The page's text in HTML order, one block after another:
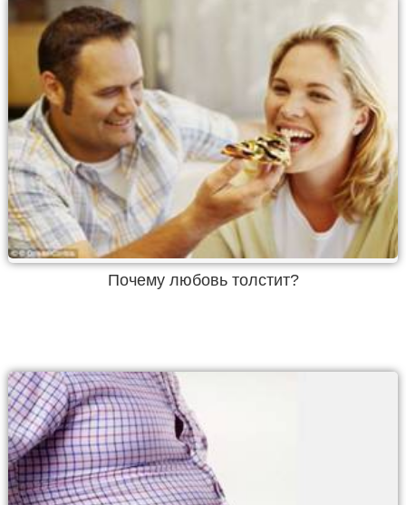
Почему любовь толстит?